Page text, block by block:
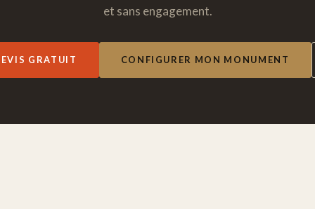
et sans engagement.
GRATUIT CONFIGURER MON MONUMENT